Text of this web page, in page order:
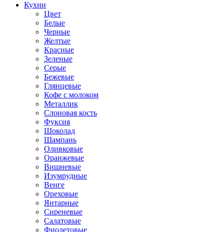
Кухни
Цвет
Белые
Черные
Желтые
Красные
Зеленые
Серые
Бежевые
Глянцевые
Кофе с молоком
Металлик
Слоновая кость
Фуксия
Шоколад
Шампань
Оливковые
Оранжевые
Вишневые
Изумрудные
Венге
Ореховые
Янтарные
Сиреневые
Салатовые
Фиолетовые